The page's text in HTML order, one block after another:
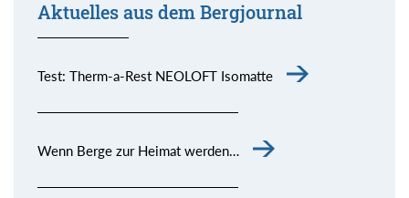
Aktuelles aus dem Bergjournal
Test: Therm-a-Rest NEOLOFT Isomatte
Wenn Berge zur Heimat werden…